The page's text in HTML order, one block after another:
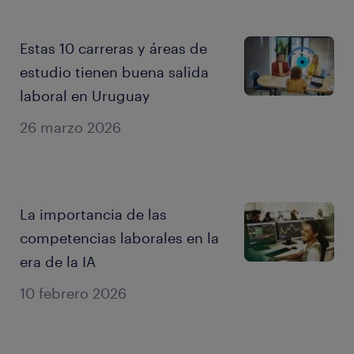
26 marzo 2026
Estas 10 carreras y áreas de
estudio tienen buena salida
laboral en Uruguay
10 febrero 2026
La importancia de las
competencias laborales en la
era de la IA